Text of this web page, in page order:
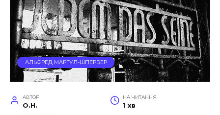
АЛЬФРЕД МАРГУЛ-ШПЕРБЕР
АВТОР
O.H.
НА ЧИТАННЯ
1 хв